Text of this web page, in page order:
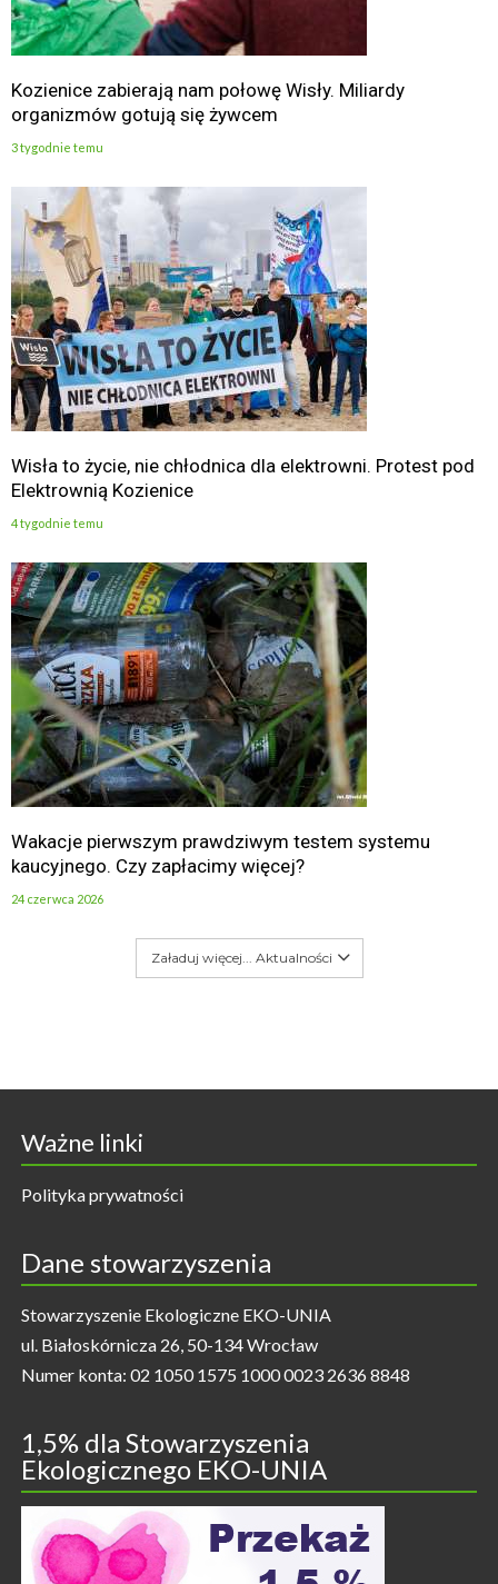
Kozienice zabierają nam połowę Wisły. Miliardy
organizmów gotują się żywcem
3 tygodnie temu
Wisła to życie, nie chłodnica dla elektrowni. Protest pod
Elektrownią Kozienice
4 tygodnie temu
Wakacje pierwszym prawdziwym testem systemu
kaucyjnego. Czy zapłacimy więcej?
24 czerwca 2026
Załaduj więcej... Aktualności
Ważne linki
Polityka prywatności
Dane stowarzyszenia
Stowarzyszenie Ekologiczne EKO-UNIA
ul. Białoskórnicza 26, 50-134 Wrocław
Numer konta: 02 1050 1575 1000 0023 2636 8848
1,5% dla Stowarzyszenia
Ekologicznego EKO-UNIA